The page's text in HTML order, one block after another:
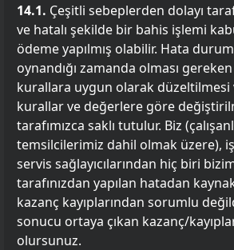
14.1. Çeşitli sebeplerden dolayı
ve hatalı şekilde bir bahis işlemi
ödeme yapılmış olabilir. Hata
oynandığı zamanda olması
kurallara uygun olarak düzeltilmesi
kurallar ve değerlere göre
tarafımızca saklı tutulur. Biz
temsilcilerimiz dahil olmak üzere),
servis sağlayıcılarından hiç biri
tarafınızdan yapılan hatadan
kazanç kayıplarından sorumlu
sonucu ortaya çıkan kazanç/
olursunuz.